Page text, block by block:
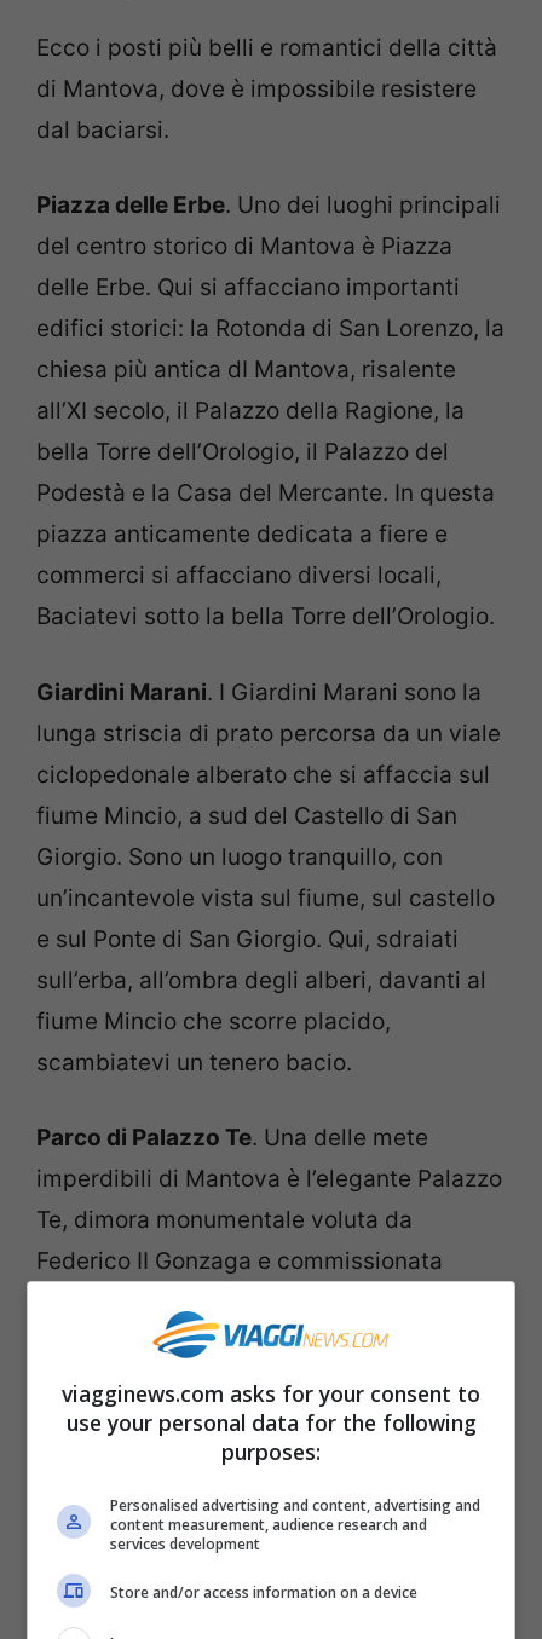
Ecco i posti più belli e romantici della città
di Mantova, dove è impossibile resistere
dal baciarsi.
Piazza delle Erbe. Uno dei luoghi principali
del centro storico di Mantova è Piazza
delle Erbe. Qui si affacciano importanti
edifici storici: la Rotonda di San Lorenzo, la
chiesa più antica dI Mantova, risalente
all’XI secolo, il Palazzo della Ragione, la
bella Torre dell’Orologio, il Palazzo del
Podestà e la Casa del Mercante. In questa
piazza anticamente dedicata a fiere e
commerci si affacciano diversi locali,
Baciatevi sotto la bella Torre dell’Orologio.
Giardini Marani. I Giardini Marani sono la
lunga striscia di prato percorsa da un viale
ciclopedonale alberato che si affaccia sul
fiume Mincio, a sud del Castello di San
Giorgio. Sono un luogo tranquillo, con
un’incantevole vista sul fiume, sul castello
e sul Ponte di San Giorgio. Qui, sdraiati
sull’erba, all’ombra degli alberi, davanti al
fiume Mincio che scorre placido,
scambiatevi un tenero bacio.
Parco di Palazzo Te. Una delle mete
imperdibili di Mantova è l’elegante Palazzo
Te, dimora monumentale voluta da
Federico II Gonzaga e commissionata
sorge poco fuori il centro storico di
Mantova, circondato da un parco.
All’interno dl parco troverete tanti angoli
romantici dove nn potrete fare a meno di
baciarvi. Non dimenticate, però, di visitare
anche il bellissimo palazzo, capolavoro del
Rinascimento italiano.
viagginews.com asks for your consent to
use your personal data for the following
purposes:
Personalised advertising and content, advertising and
content measurement, audience research and
services development
Store and/or access information on a device